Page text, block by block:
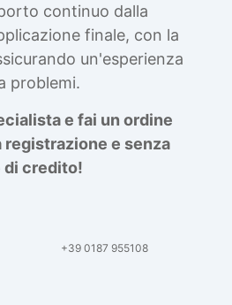
continuo dalla
finale, con la
un'esperienza
problemi.
e fai un ordine
e senza
di credito!
+39 0187 955108